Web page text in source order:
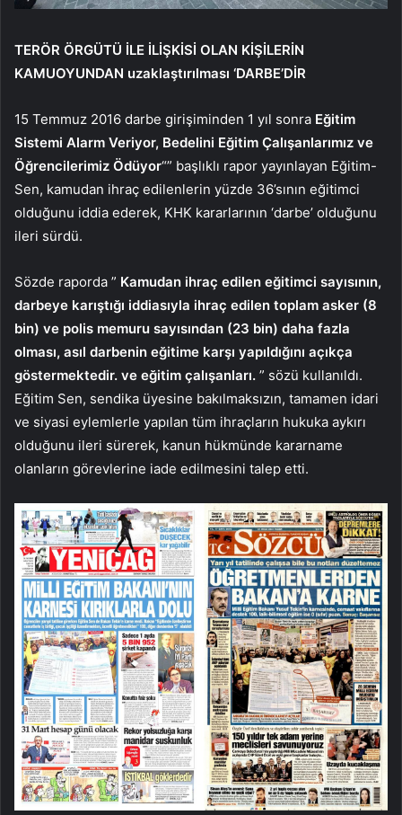
TERÖR ÖRGÜTÜ İLE İLİŞKİSİ OLAN KİŞİLERİN
KAMUOYUNDAN uzaklaştırılması ‘DARBE’DİR
15 Temmuz 2016 darbe girişiminden 1 yıl sonra Eğitim
Sistemi Alarm Veriyor, Bedelini Eğitim Çalışanlarımız ve
Öğrencilerimiz Ödüyor“” başlıklı rapor yayınlayan Eğitim-
Sen, kamudan ihraç edilenlerin yüzde 36’sının eğitimci
olduğunu iddia ederek, KHK kararlarının ‘darbe’ olduğunu
ileri sürdü.
Sözde raporda ” Kamudan ihraç edilen eğitimci sayısının,
darbeye karıştığı iddiasıyla ihraç edilen toplam asker (8
bin) ve polis memuru sayısından (23 bin) daha fazla
olması, asıl darbenin eğitime karşı yapıldığını açıkça
göstermektedir. ve eğitim çalışanları. ” sözü kullanıldı.
Eğitim Sen, sendika üyesine bakılmaksızın, tamamen idari
ve siyasi eylemlerle yapılan tüm ihraçların hukuka aykırı
olduğunu ileri sürerek, kanun hükmünde kararname
olanların görevlerine iade edilmesini talep etti.